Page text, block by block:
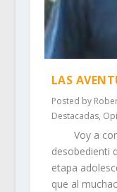
LAS
Posted by
Destacadas,
Voy a
desobedienti
etapa
que al